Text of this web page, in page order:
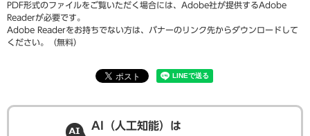
PDF形式のファイルをご覧いただく場合には、Adobe社が提供するAdobe
Readerが必要です。
Adobe Readerをお持ちでない方は、バナーのリンク先からダウンロードして
ください。（無料）
AI（人工知能）は